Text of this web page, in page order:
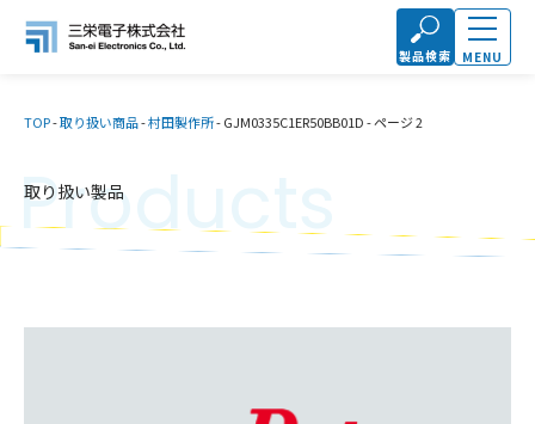
製品検索 MENU
TOP-取り扱い商品-村田製作所-GJM0335C1ER50BB01D-ページ 2
取り扱い製品
Products